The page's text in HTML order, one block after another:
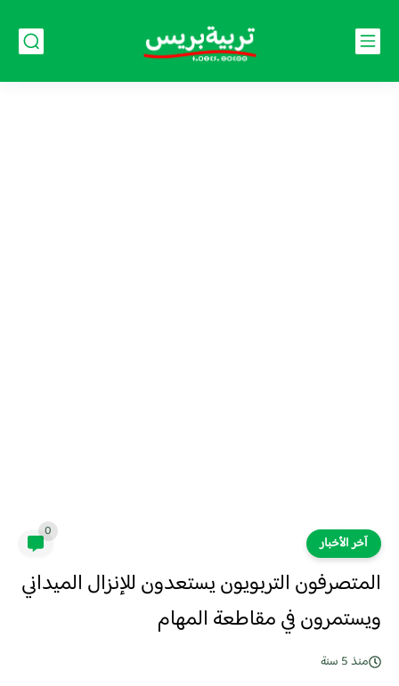
آخر الأخبار
0
المتصرفون التربويون يستعدون للإنزال الميداني
ويستمرون في مقاطعة المهام
منذ 5 سنة